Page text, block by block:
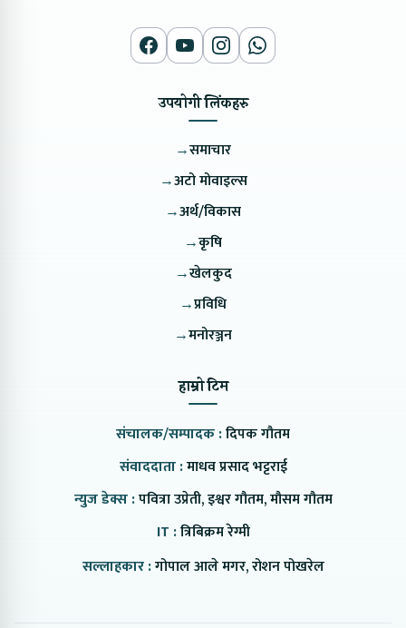
उपयोगी लिंकहरु
→समाचार
→अटो मोवाइल्स
→अर्थ/विकास
→कृषि
→खेलकुद
→प्रविधि
→मनोरञ्जन
हाम्रो टिम
संचालक/सम्पादक :दिपक गौतम
संवाददाता :माधव प्रसाद भट्टराई
न्युज डेक्स :पवित्रा उप्रेती, इश्वर गौतम, मौसम गौतम
IT :त्रिबिक्रम रेग्मी
सल्लाहकार :गोपाल आले मगर, रोशन पोखरेल